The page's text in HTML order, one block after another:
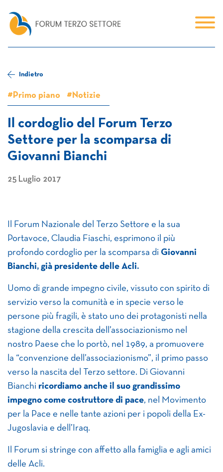
Indietro
#Primo piano #Notizie
Il cordoglio del Forum Terzo
Settore per la scomparsa di
Giovanni Bianchi
25 Luglio 2017
Il Forum Nazionale del Terzo Settore e la sua
Portavoce, Claudia Fiaschi, esprimono il più
profondo cordoglio per la scomparsa di Giovanni
Bianchi, già presidente delle Acli.
Uomo di grande impegno civile, vissuto con spirito di
servizio verso la comunità e in specie verso le
persone più fragili, è stato uno dei protagonisti nella
stagione della crescita dell’associazionismo nel
nostro Paese che lo portò, nel 1989, a promuovere
la “convenzione dell’associazionismo”, il primo passo
verso la nascita del Terzo settore. Di Giovanni
Bianchi ricordiamo anche il suo grandissimo
impegno come costruttore di pace, nel Movimento
per la Pace e nelle tante azioni per i popoli della Ex-
Jugoslavia e dell’Iraq.
Il Forum si stringe con affetto alla famiglia e agli amici
delle Acli.